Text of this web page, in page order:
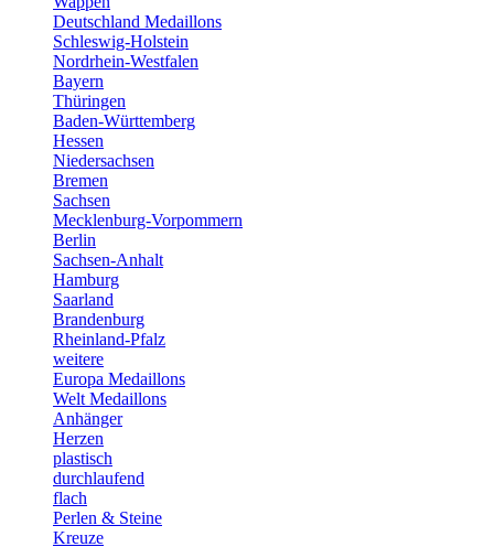
Deutschland Medaillons
Schleswig-Holstein
Nordrhein-Westfalen
Bayern
Thüringen
Baden-Württemberg
Hessen
Niedersachsen
Bremen
Sachsen
Mecklenburg-Vorpommern
Berlin
Sachsen-Anhalt
Hamburg
Saarland
Brandenburg
Rheinland-Pfalz
weitere
Europa Medaillons
Welt Medaillons
Anhänger
Herzen
plastisch
durchlaufend
flach
Perlen & Steine
Kreuze